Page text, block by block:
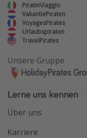
PiratinViaggio
VakantiePiraten
VoyagesPirates
Urlaubspiraten
TravelPirates
Unsere Gruppe
HolidayPirates
Lerne uns kennen
Über uns
Karriere